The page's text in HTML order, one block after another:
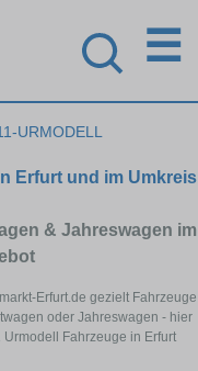
☰
URMODELL
Erfurt und im Umkreis
& Jahreswagen im
Erfurt.de gezielt Fahrzeuge
oder Jahreswagen - hier
Fahrzeuge in Erfurt